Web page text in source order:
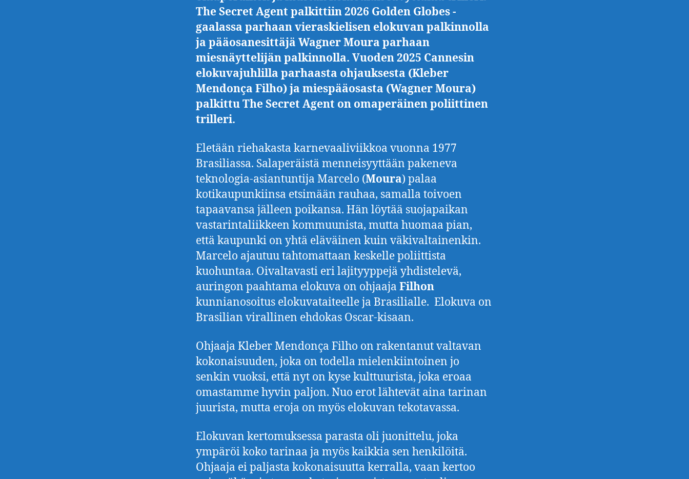
The Secret Agent palkittiin 2026 Golden Globes -
gaalassa parhaan vieraskielisen elokuvan palkinnolla
ja pääosanesittäjä Wagner Moura parhaan
miesnäyttelijän palkinnolla. Vuoden 2025 Cannesin
elokuvajuhlilla parhaasta ohjauksesta (Kleber
Mendonça Filho) ja miespääosasta (Wagner Moura)
palkittu The Secret Agent on omaperäinen poliittinen
trilleri.
Eletään riehakasta karnevaaliviikkoa vuonna 1977
Brasiliassa. Salaperäistä menneisyyttään pakeneva
teknologia-asiantuntija Marcelo (Moura) palaa
kotikaupunkiinsa etsimään rauhaa, samalla toivoen
tapaavansa jälleen poikansa. Hän löytää suojapaikan
vastarintaliikkeen kommuunista, mutta huomaa pian,
että kaupunki on yhtä eläväinen kuin väkivaltainenkin.
Marcelo ajautuu tahtomattaan keskelle poliittista
kuohuntaa. Oivaltavasti eri lajityyppejä yhdistelevä,
auringon paahtama elokuva on ohjaaja Filhon
kunnianosoitus elokuvataiteelle ja Brasilialle. Elokuva on
Brasilian virallinen ehdokas Oscar-kisaan.
Ohjaaja Kleber Mendonça Filho on rakentanut valtavan
kokonaisuuden, joka on todella mielenkiintoinen jo
senkin vuoksi, että nyt on kyse kulttuurista, joka eroaa
omastamme hyvin paljon. Nuo erot lähtevät aina tarinan
juurista, mutta eroja on myös elokuvan tekotavassa.
Elokuvan kertomuksessa parasta oli juonittelu, joka
ympäröi koko tarinaa ja myös kaikkia sen henkilöitä.
Ohjaaja ei paljasta kokonaisuutta kerralla, vaan kertoo